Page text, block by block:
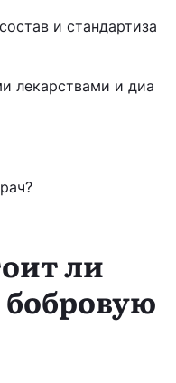
и стандартиза
лекарствами и диа
ли
бобровую